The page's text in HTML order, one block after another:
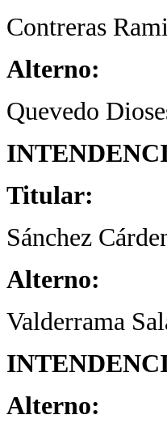
Contreras
Alterno:
Quevedo
Titular:
Sánchez
Alterno:
Valderrama
Alterno: